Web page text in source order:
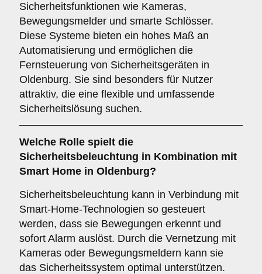
Sicherheitsfunktionen wie Kameras,
Bewegungsmelder und smarte Schlösser.
Diese Systeme bieten ein hohes Maß an
Automatisierung und ermöglichen die
Fernsteuerung von Sicherheitsgeräten in
Oldenburg. Sie sind besonders für Nutzer
attraktiv, die eine flexible und umfassende
Sicherheitslösung suchen.
Welche Rolle spielt die
Sicherheitsbeleuchtung in Kombination mit
Smart Home in Oldenburg?
Sicherheitsbeleuchtung kann in Verbindung mit
Smart-Home-Technologien so gesteuert
werden, dass sie Bewegungen erkennt und
sofort Alarm auslöst. Durch die Vernetzung mit
Kameras oder Bewegungsmeldern kann sie
das Sicherheitssystem optimal unterstützen.